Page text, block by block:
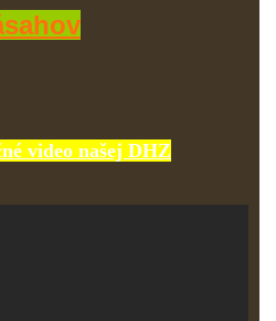
video našej DHZ